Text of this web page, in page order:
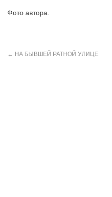
Фото автора.
← НА БЫВШЕЙ РАТНОЙ УЛИЦЕ